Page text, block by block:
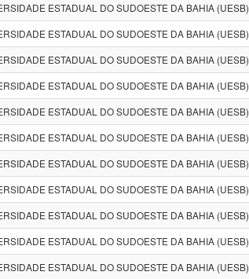
ESTADUAL DO SUDOESTE DA BAHIA (UESB)
ESTADUAL DO SUDOESTE DA BAHIA (UESB)
ESTADUAL DO SUDOESTE DA BAHIA (UESB)
ESTADUAL DO SUDOESTE DA BAHIA (UESB)
ESTADUAL DO SUDOESTE DA BAHIA (UESB)
ESTADUAL DO SUDOESTE DA BAHIA (UESB)
ESTADUAL DO SUDOESTE DA BAHIA (UESB)
ESTADUAL DO SUDOESTE DA BAHIA (UESB)
ESTADUAL DO SUDOESTE DA BAHIA (UESB)
ESTADUAL DO SUDOESTE DA BAHIA (UESB)
ESTADUAL DO SUDOESTE DA BAHIA (UESB)